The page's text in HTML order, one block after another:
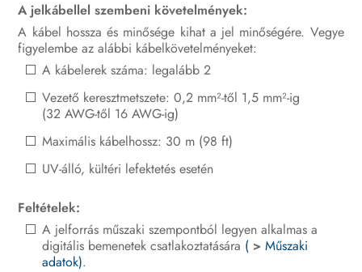
A jelkábellel szembeni követelmények:
A kábel hossza és minősége kihat a jel minőségére. Vegye
figyelembe az alábbi kábelkövetelményeket:
A kábelerek száma: legalább 2
Vezető keresztmetszete: 0,2 mm²-től 1,5 mm²-ig
(32 AWG-től 16 AWG-ig)
Maximális kábelhossz: 30 m (98 ft)
UV-álló, kültéri lefektetés esetén
Feltételek:
A jelforrás műszaki szempontból legyen alkalmas a
digitális bemenetek csatlakoztatására ( >Műszaki
adatok).
A termék üzemen kívül helyezése
Műszaki adatok
Tartozékok
Kapcsolat
EU-megfelelőségi nyilatkozat